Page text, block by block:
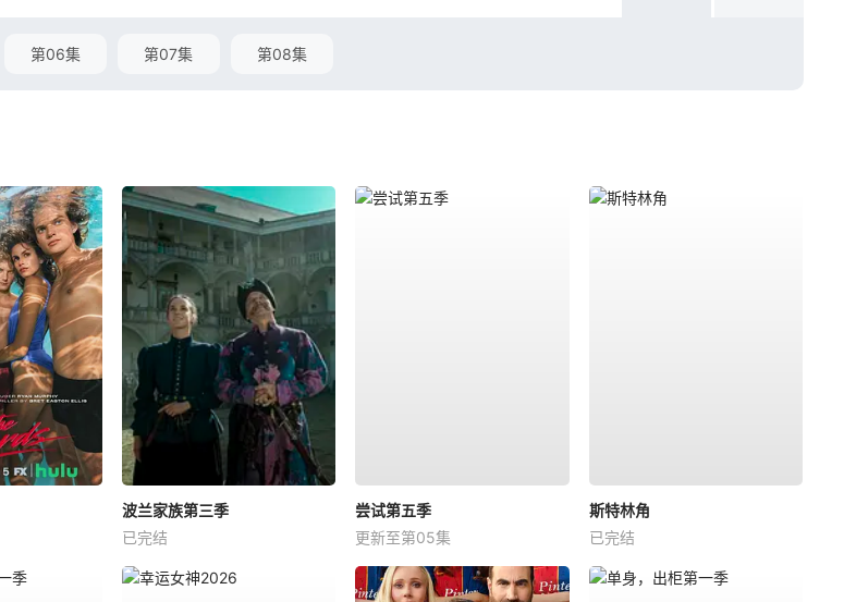
第06集 第07集 第08集
波兰家族第三季
已完结
尝试第五季
更新至第05集
斯特林角
已完结